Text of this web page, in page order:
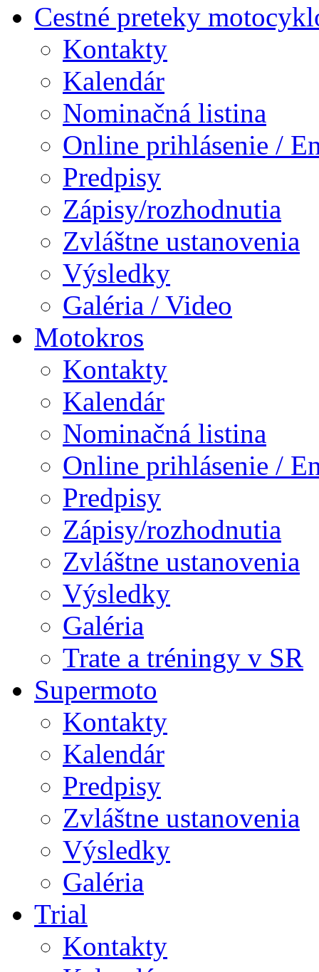
Cestné preteky
Kontakty
Kalendár
Nominačná listina
Online prihlásenie /
Predpisy
Zápisy/rozhodnutia
Zvláštne ustanovenia
Výsledky
Galéria / Video
Motokros
Kontakty
Kalendár
Nominačná listina
Online prihlásenie /
Predpisy
Zápisy/rozhodnutia
Zvláštne ustanovenia
Výsledky
Galéria
Trate a tréningy v SR
Supermoto
Kontakty
Kalendár
Predpisy
Zvláštne ustanovenia
Výsledky
Galéria
Trial
Kontakty